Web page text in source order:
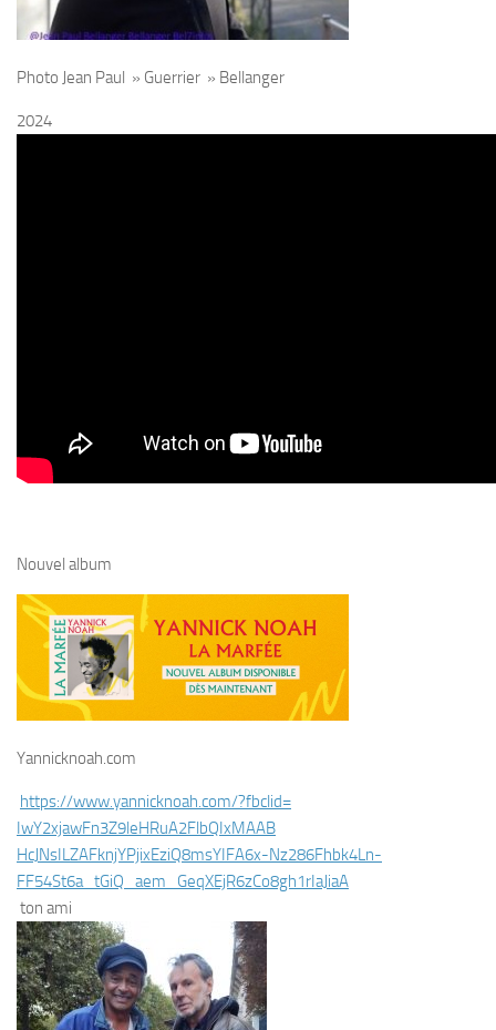
Photo Jean Paul » Guerrier » Bellanger
2024
Nouvel album
Yannicknoah.com
https://www.yannicknoah.com/?fbclid=
IwY2xjawFn3Z9leHRuA2FlbQIxMAAB
HcJNsILZAFknjYPjixEziQ8msYIFA6x-Nz286Fhbk4Ln-
FF54St6a_tGiQ_ aem_GeqXEjR6zCo8gh1rIaJiaA
ton ami